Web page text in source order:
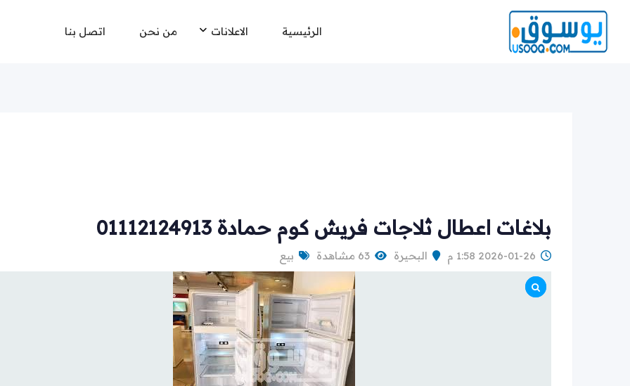
content
الرئيسية الاعلانات من نحن اتصل بنا
بلاغات اعطال ثلاجات فريش كوم حمادة 01112124913
2026-01-26 1:58 م البحيرة 63 مشاهدة بيع